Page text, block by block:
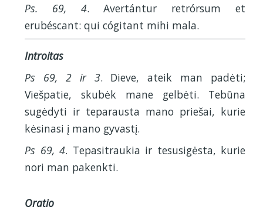
Ps. 69, 4. Avertántur retrórsum et
erubéscant: qui cógitant mihi mala.
Introitas
Ps 69, 2 ir 3. Dieve, ateik man padėti;
Viešpatie, skubėk mane gelbėti. Tebūna
sugėdyti ir teparausta mano priešai, kurie
kėsinasi į mano gyvastį.
Ps 69, 4. Tepasitraukia ir tesusigėsta, kurie
nori man pakenkti.
Oratio